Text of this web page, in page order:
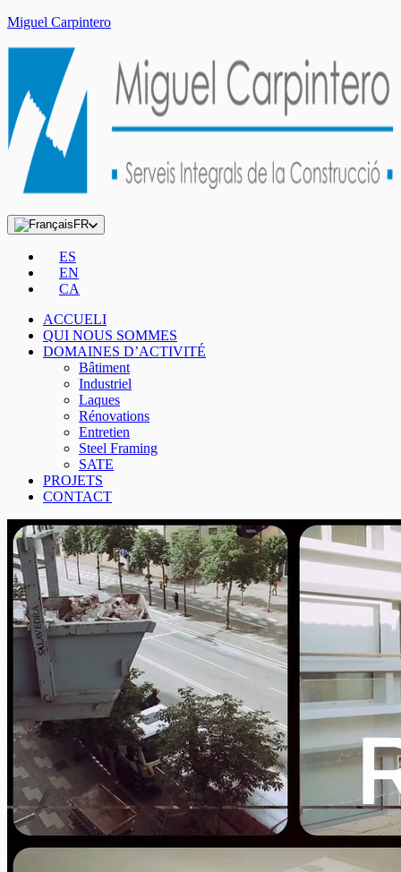
Miguel Carpintero
FR
ES
EN
CA
ACCUELI
QUI NOUS SOMMES
DOMAINES D’ACTIVITÉ
Bâtiment
Industriel
Laques
Rénovations
Entretien
Steel Framing
SATE
PROJETS
CONTACT